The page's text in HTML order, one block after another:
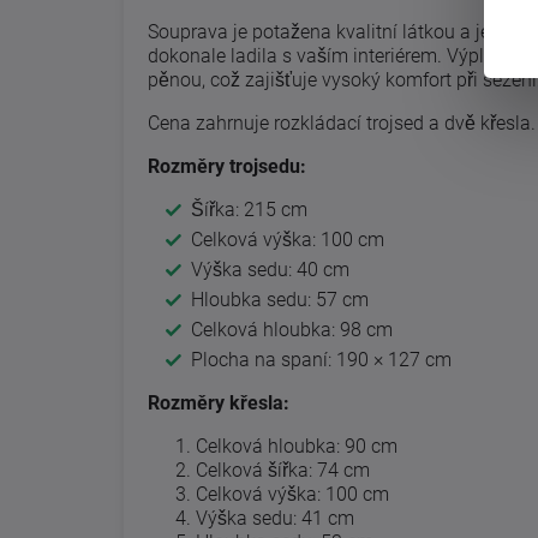
Souprava je potažena kvalitní látkou a je
dokonale ladila s vaším interiérem. Výplň
pěnou, což zajišťuje vysoký komfort při
Cena zahrnuje rozkládací trojsed a dvě křesla.
Rozměry trojsedu:
Šířka: 215 cm
Celková výška: 100 cm
Výška sedu: 40 cm
Hloubka sedu: 57 cm
Celková hloubka: 98 cm
Plocha na spaní: 190 × 127 cm
Rozměry křesla:
Celková hloubka: 90 cm
Celková šířka: 74 cm
Celková výška: 100 cm
Výška sedu: 41 cm